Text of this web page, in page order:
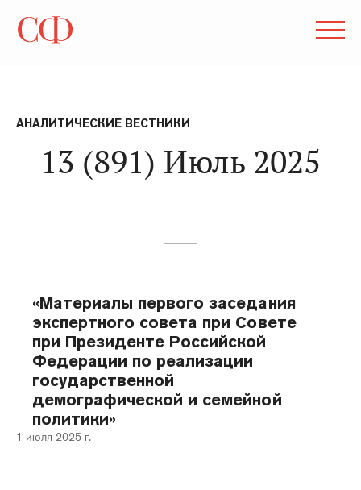
АНАЛИТИЧЕСКИЕ ВЕСТНИКИ
13 (891) Июль 2025
«Материалы первого заседания
экспертного совета при Совете
при Президенте Российской
Федерации по реализации
государственной
демографической и семейной
политики»
1 июля 2025 г.